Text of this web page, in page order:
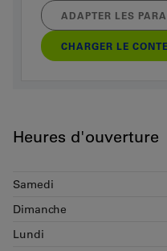
ADAPTER LES
CHARGER LE
Heures d'ouverture
Samedi
Dimanche
Lundi